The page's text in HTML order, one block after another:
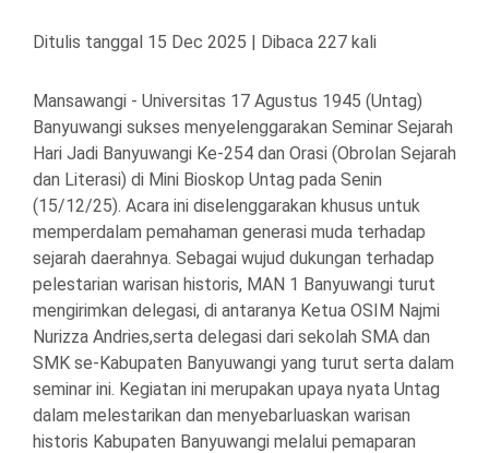
Ditulis tanggal 15 Dec 2025 | Dibaca 227 kali
Mansawangi - Universitas 17 Agustus 1945 (Untag)
Banyuwangi sukses menyelenggarakan Seminar Sejarah
Hari Jadi Banyuwangi Ke-254 dan Orasi (Obrolan Sejarah
dan Literasi) di Mini Bioskop Untag pada Senin
(15/12/25). Acara ini diselenggarakan khusus untuk
memperdalam pemahaman generasi muda terhadap
sejarah daerahnya. Sebagai wujud dukungan terhadap
pelestarian warisan historis, MAN 1 Banyuwangi turut
mengirimkan delegasi, di antaranya Ketua OSIM Najmi
Nurizza Andries,serta delegasi dari sekolah SMA dan
SMK se-Kabupaten Banyuwangi yang turut serta dalam
seminar ini. Kegiatan ini merupakan upaya nyata Untag
dalam melestarikan dan menyebarluaskan warisan
historis Kabupaten Banyuwangi melalui pemaparan